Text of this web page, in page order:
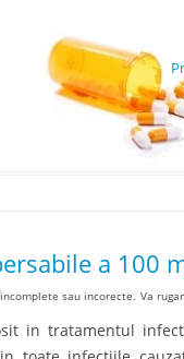
a 100
sau incorecte. Va
in tratamentul